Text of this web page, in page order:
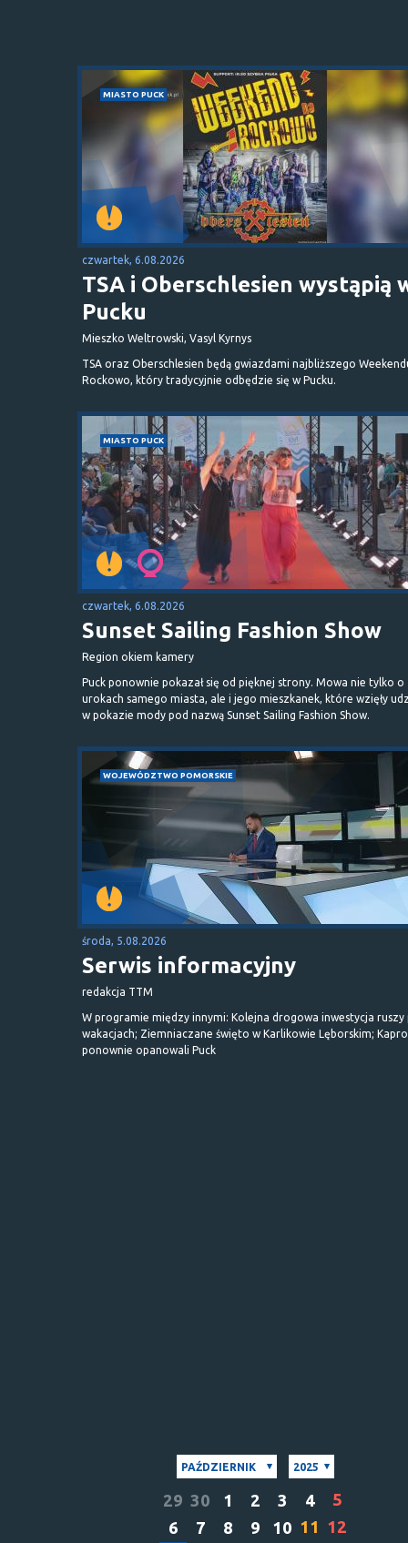
MIASTO PUCK
czwartek, 6.08.2026
TSA i Oberschlesien wystąpią
Pucku
Mieszko Weltrowski, Vasyl Kyrnys
TSA oraz Oberschlesien będą gwiazdami najbliższego
Rockowo, który tradycyjnie odbędzie się w Pucku.
MIASTO PUCK
czwartek, 6.08.2026
Sunset Sailing Fashion Show
Region okiem kamery
Puck ponownie pokazał się od pięknej strony. Mowa nie tylko o
urokach samego miasta, ale i jego mieszkanek, które wzięły
w pokazie mody pod nazwą Sunset Sailing Fashion Show.
WOJEWÓDZTWO POMORSKIE
środa, 5.08.2026
Serwis informacyjny
redakcja TTM
W programie między innymi: Kolejna drogowa inwestycja ruszy
wakacjach; Ziemniaczane święto w Karlikowie Lęborskim;
ponownie opanowali Puck
PAŹDZIERNIK 2025
29 30 1 2 3 4
5
6
7 8 9 10 11 12